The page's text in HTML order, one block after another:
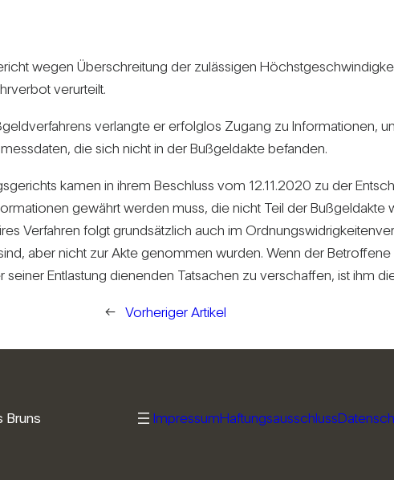
wegen Über­schrei­tung der zuläs­sigen
ver­ur­teilt.
ver­langte er erfolglos Zugang zu
die sich nicht in der Buß­geld­akte befanden.
kamen in ihrem Beschluss vom 12.11.2020 zu der
gewährt werden muss, die nicht Teil der
Ver­fahren folgt grund­sätz­lich auch im
aber nicht zur Akte genommen wurden. Wenn der
Ent­las­tung die­nenden Tat­sa­chen zu ver­schaffen, ist ihm
← Vorheriger Artikel
Bruns ImpressumHaftungsausschluss